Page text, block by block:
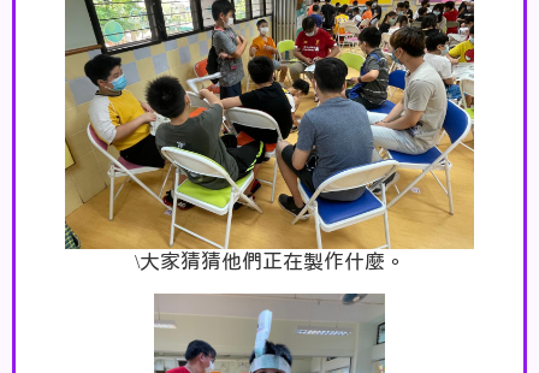
\大家猜猜他們正在製作什麼 。